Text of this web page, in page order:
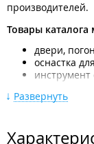
производителей.
Товары каталога
двери,
оснастка
клеи и
Развернуть